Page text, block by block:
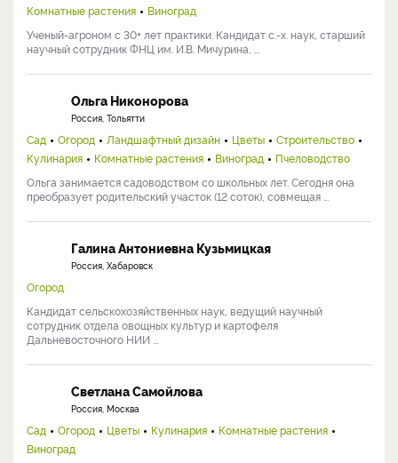
Комнатные растения
Виноград
Ученый-агроном с 30+ лет практики. Кандидат с.-х. наук, старший
научный сотрудник ФНЦ им. И.В. Мичурина, ...
Ольга Никонорова
Россия, Тольятти
Сад Огород Ландшафтный дизайн Цветы
Строительство
Кулинария
Комнатные растения Виноград
Пчеловодство
Ольга занимается садоводством со школьных лет. Сегодня она
преобразует родительский участок (12 соток), совмещая ...
Галина Антониевна Кузьмицкая
Россия, Хабаровск
Огород
Кандидат сельскохозяйственных наук, ведущий научный
сотрудник отдела овощных культур и картофеля
Дальневосточного НИИ ...
Светлана Самойлова
Россия, Москва
Сад Огород Цветы Кулинария
Комнатные растения
Виноград